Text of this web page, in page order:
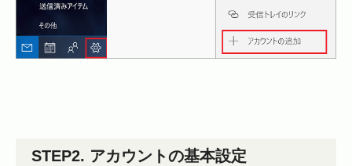
STEP2. アカウントの基本設定